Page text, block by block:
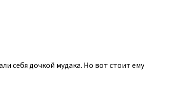
себя дочкой мудака. Но вот стоит ему